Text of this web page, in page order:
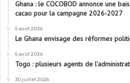
Ghana : le COCOBOD annonce une
cacao pour la campagne 2026-2027
5 août 2026
Le Ghana envisage des réformes
5 août 2026
Togo : plusieurs agents de
30 juillet 2026